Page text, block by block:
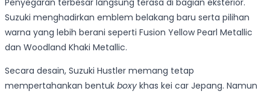
Penyegaran terbesar langsung terasa di bagian eksterior.
Suzuki menghadirkan emblem belakang baru serta pilihan
warna yang lebih berani seperti Fusion Yellow Pearl Metallic
dan Woodland Khaki Metallic.
Secara desain, Suzuki Hustler memang tetap
mempertahankan bentuk boxy khas kei car Jepang. Namun